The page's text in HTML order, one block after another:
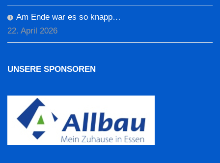
Am Ende war es so knapp…
22. April 2026
UNSERE SPONSOREN